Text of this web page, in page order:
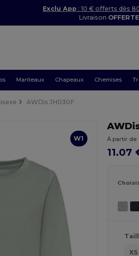
Exclu App : 10 € offerts dès
Livraison OFFERTE
Manteaux Chapeaux Chemises
AWDis JH030F
W1 À partir de
11.07
XS